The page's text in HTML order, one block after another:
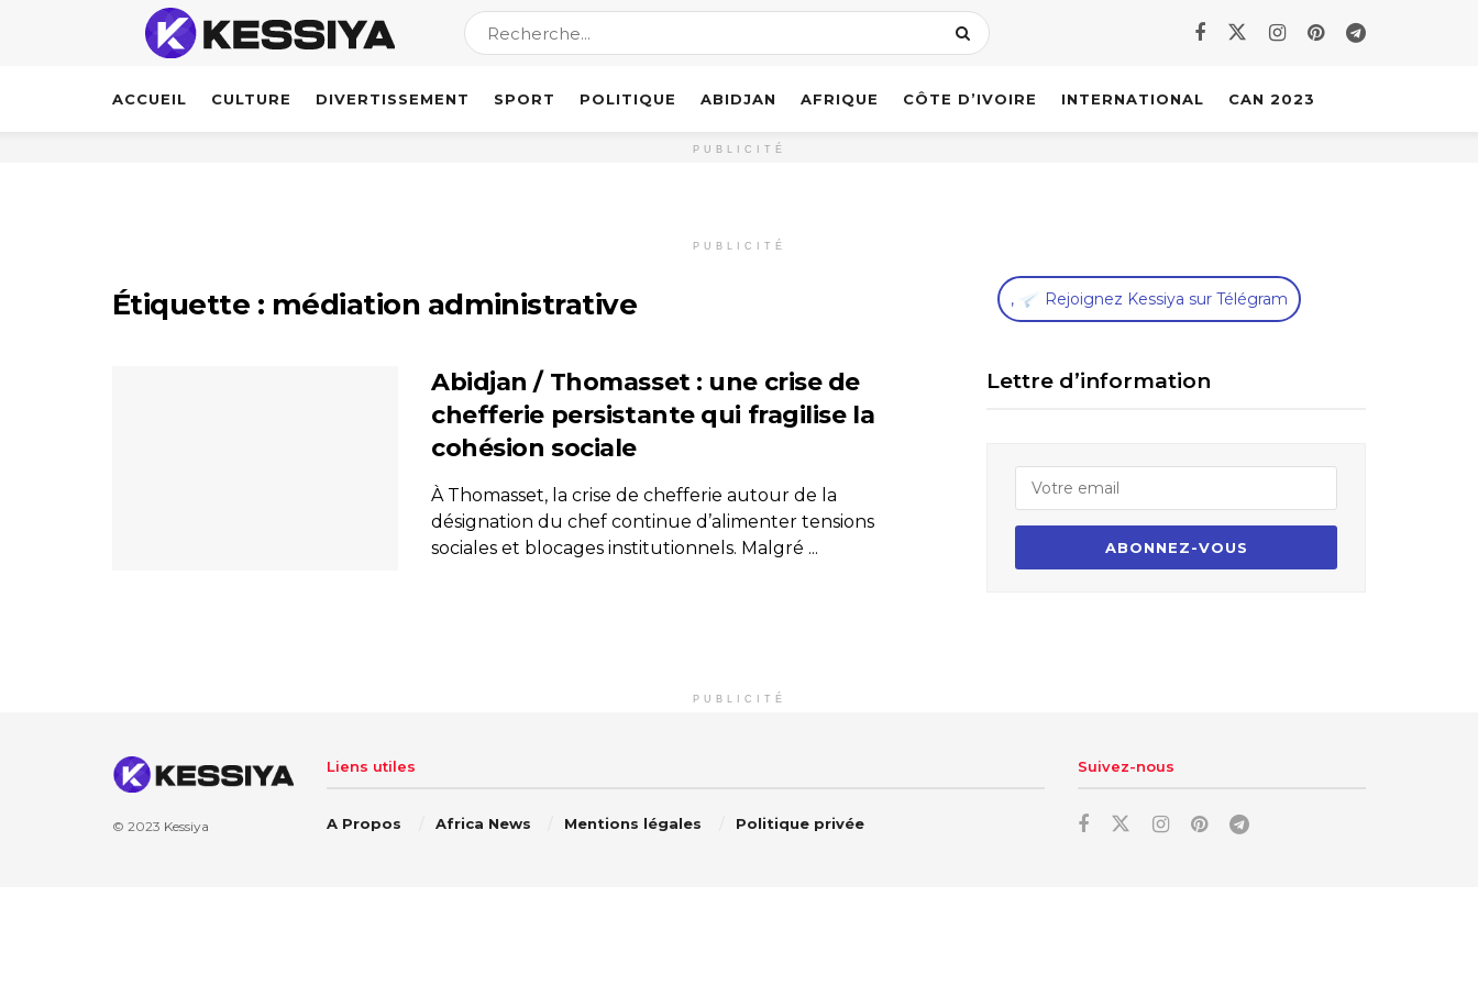
ACCUEIL CULTURE DIVERTISSEMENT SPORT POLITIQUE ABIDJAN AFRIQUE CÔTE D’IVOIRE INTERNATIONAL CAN 2023
PUBLICITÉ
PUBLICITÉ
Étiquette : médiation administrative
Abidjan / Thomasset : une crise de
chefferie persistante qui fragilise la
cohésion sociale
À Thomasset, la crise de chefferie autour de la
désignation du chef continue d’alimenter tensions
sociales et blocages institutionnels. Malgré ...
, Rejoignez Kessiya sur Télégram
Lettre d’information
PUBLICITÉ
© 2023 Kessiya
Liens utiles
A Propos Africa News Mentions légales Politique privée
Suivez-nous